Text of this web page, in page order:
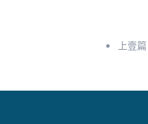
上壹篇